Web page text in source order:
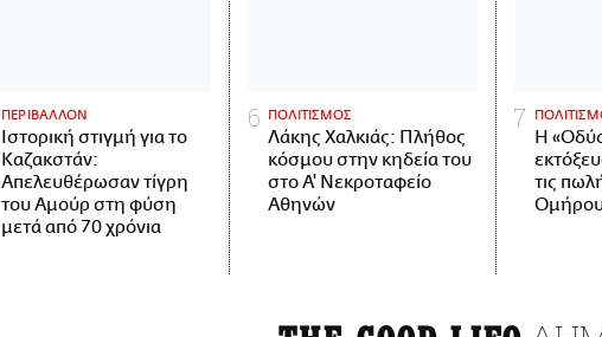
ΠΕΡΙΒΑΛΛΟΝ
Ιστορική στιγμή για το
Καζακστάν:
Απελευθέρωσαν τίγρη
του Αμούρ στη φύση
μετά από 70 χρόνια
ΠΟΛΙΤΙΣΜΟΣ
Λάκης Χαλκιάς: Πλήθος
κόσμου στην κηδεία του
στο Α' Νεκροταφείο
Αθηνών
Η
τις
Ομήρου